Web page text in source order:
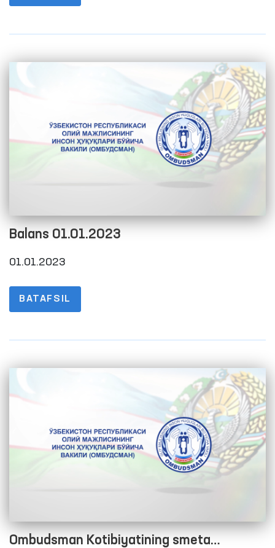
Balans 01.01.2023
01.01.2023
BATAFSIL
Ombudsman Kotibiyatining smeta